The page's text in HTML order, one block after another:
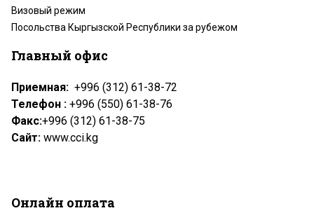
Визовый режим
Посольства Кыргызской Республики за рубежом
Главный офис
Приемная: +996 (312) 61-38-72
Телефон : +996 (550) 61-38-76
Факс:+996 (312) 61-38-75
Сайт: www.cci.kg
Онлайн оплата